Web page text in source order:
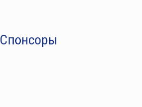
Спонсоры